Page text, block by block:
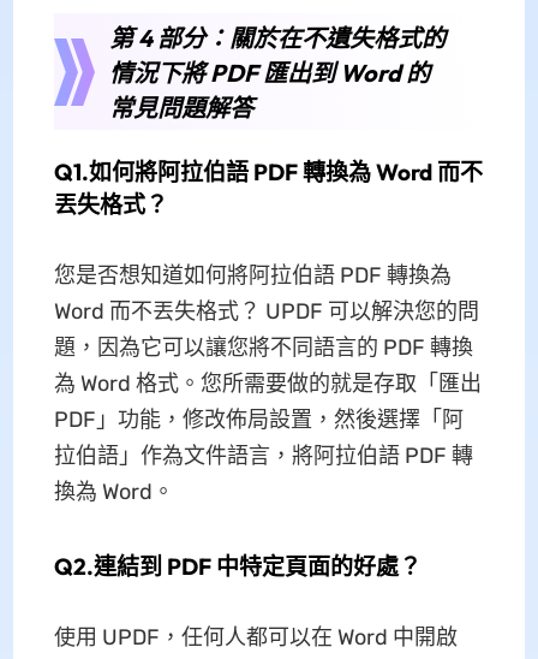
第 4 部分：關於在不遺失格式的
情況下將 PDF 匯出到 Word 的
常見問題解答
Q1.如何將阿拉伯語 PDF 轉換為 Word 而不
丟失格式？
您是否想知道如何將阿拉伯語 PDF 轉換為
Word 而不丟失格式？ UPDF 可以解決您的問
題，因為它可以讓您將不同語言的 PDF 轉換
為 Word 格式。您所需要做的就是存取「匯出
PDF」功能，修改佈局設置，然後選擇「阿
拉伯語」作為文件語言，將阿拉伯語 PDF 轉
換為 Word。
Q2.連結到 PDF 中特定頁面的好處？
使用 UPDF，任何人都可以在 Word 中開啟